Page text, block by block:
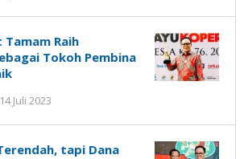
Susanto
Raih
Tokoh Pembina
14 Juli 2023
Susanto
tapi Dana